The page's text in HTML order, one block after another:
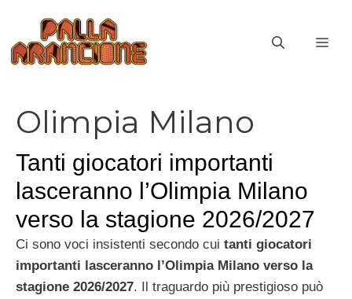
contenuto
Olimpia Milano
Tanti giocatori importanti
lasceranno l’Olimpia Milano
verso la stagione 2026/2027
Ci sono voci insistenti secondo cui tanti giocatori
importanti lasceranno l’Olimpia Milano verso la
stagione 2026/2027. Il traguardo più prestigioso può